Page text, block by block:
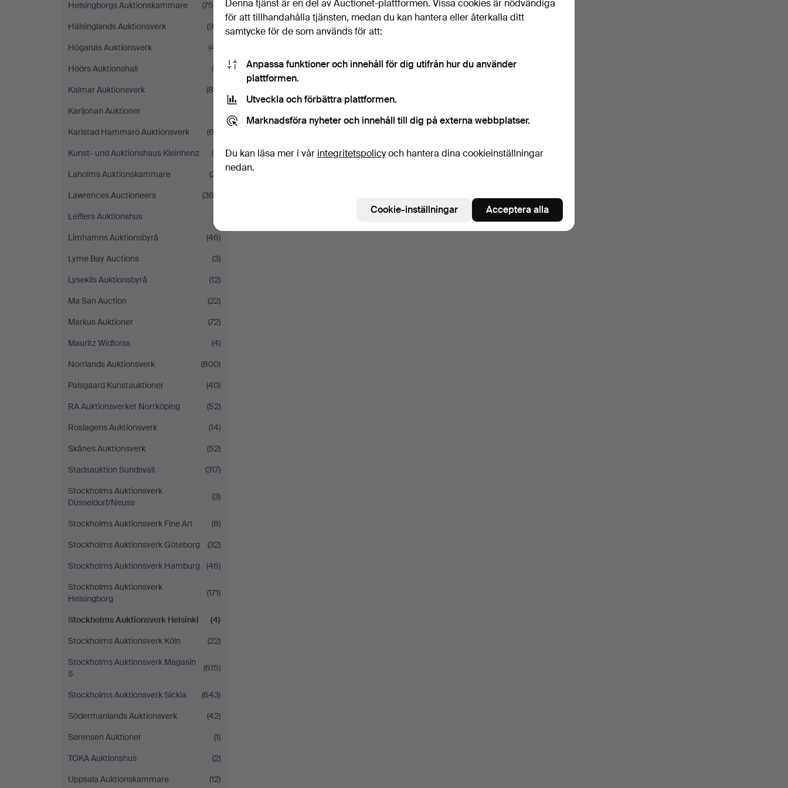
Helsingborgs Auktionskammare
(756)
Hälsinglands Auktionsverk
(93)
Höganäs Auktionsverk
(41)
Höörs Auktionshall
(4)
Kalmar Auktionsverk
(88)
Karljohan Auktioner
Karlstad Hammarö Auktionsverk
(63)
Kunst- und Auktionshaus Kleinhenz
(6)
Laholms Auktionskammare
(21)
Lawrences Auctioneers
(363)
Leiflers Auktionshus
Limhamns Auktionsbyrå
(46)
Lyme Bay Auctions
(3)
Lysekils Auktionsbyrå
(12)
Ma San Auction
(22)
Markus Auktioner
(72)
Mauritz Widforss
(4)
Norrlands Auktionsverk
(800)
Palsgaard Kunstauktioner
(40)
RA Auktionsverket Norrköping
(52)
Roslagens Auktionsverk
(14)
Skånes Auktionsverk
(52)
Stadsauktion Sundsvall
(317)
Stockholms Auktionsverk
Düsseldorf/Neuss
(3)
Stockholms Auktionsverk Fine Art
(8)
Stockholms Auktionsverk Göteborg
(32)
Stockholms Auktionsverk Hamburg
(46)
Stockholms Auktionsverk
Helsingborg
(171)
Stockholms Auktionsverk Helsinki
(4)
Stockholms Auktionsverk Köln
(22)
Stockholms Auktionsverk Magasin
5
(615)
Stockholms Auktionsverk Sickla
(643)
Södermanlands Auktionsverk
(42)
Sørensen Auktioner
(1)
TOKA Auktionshus
(2)
Uppsala Auktionskammare
(12)
Denna tjänst är en del av Auctionet-plattformen. Vissa cookies är nödvändiga
för att tillhandahålla tjänsten, medan du kan hantera eller återkalla ditt
samtycke för de som används för att:
Anpassa funktioner och innehåll för dig utifrån hur du använder
plattformen.
Utveckla och förbättra plattformen.
Marknadsföra nyheter och innehåll till dig på externa webbplatser.
Du kan läsa mer i vår integritetspolicyoch hantera dina cookieinställningar
nedan.
Cookie-inställningar Acceptera alla